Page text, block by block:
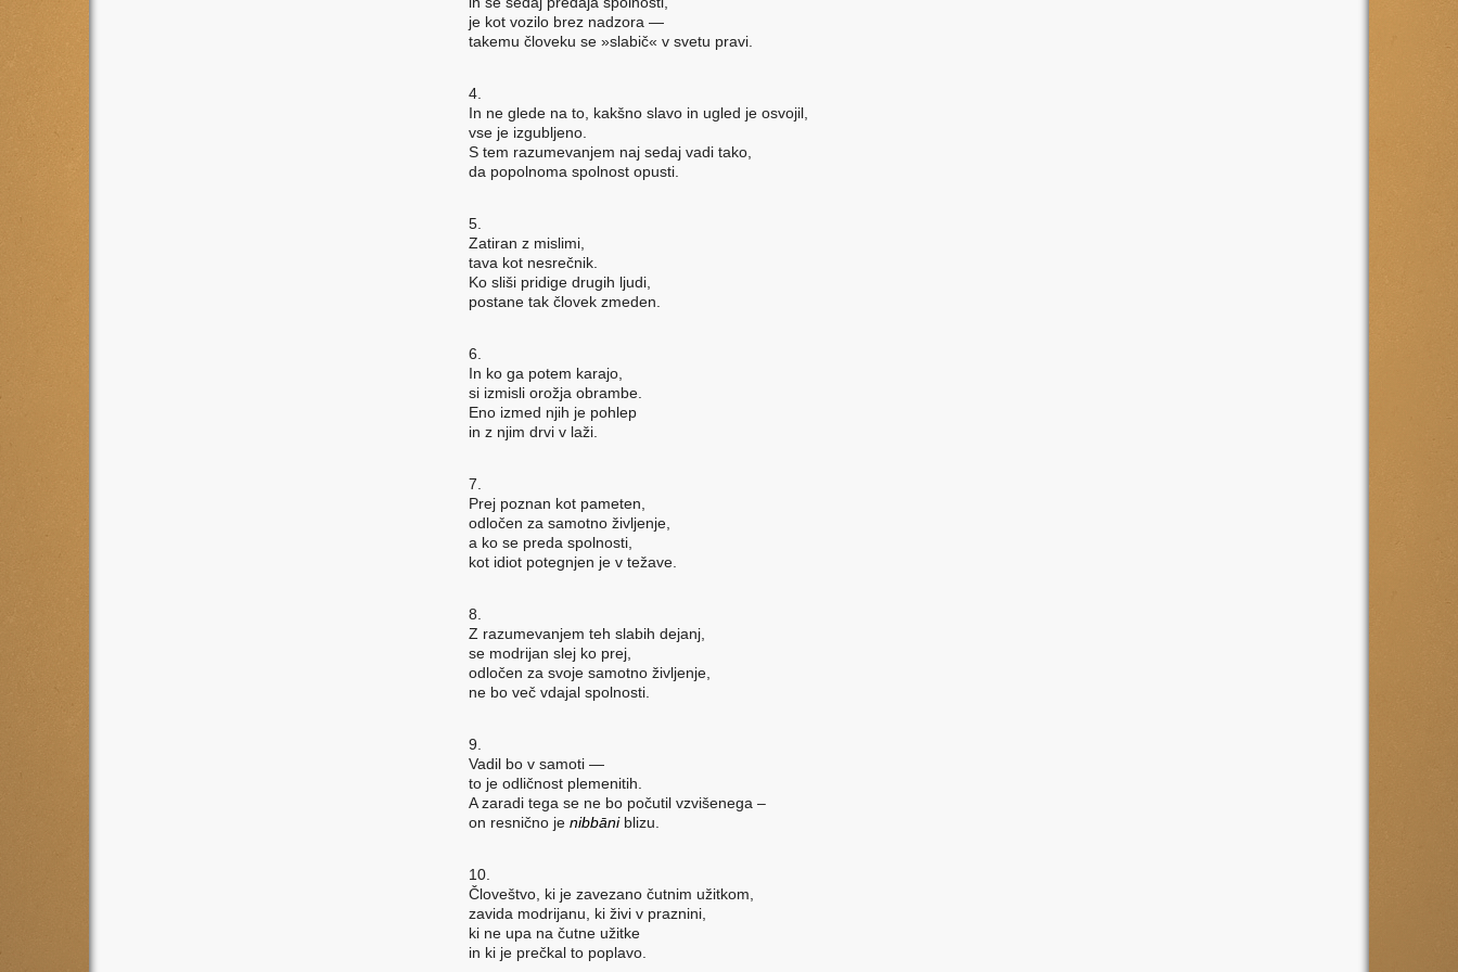
je kot vozilo brez nadzora —
takemu človeku se »slabič« v svetu pravi.
4.
In ne glede na to, kakšno slavo in ugled je osvojil,
vse je izgubljeno.
S tem razumevanjem naj sedaj vadi tako,
da popolnoma spolnost opusti.
5.
Zatiran z mislimi,
tava kot nesrečnik.
Ko sliši pridige drugih ljudi,
postane tak človek zmeden.
6.
In ko ga potem karajo,
si izmisli orožja obrambe.
Eno izmed njih je pohlep
in z njim drvi v laži.
7.
Prej poznan kot pameten,
odločen za samotno življenje,
a ko se preda spolnosti,
kot idiot potegnjen je v težave.
8.
Z razumevanjem teh slabih dejanj,
se modrijan slej ko prej,
odločen za svoje samotno življenje,
ne bo več vdajal spolnosti.
9.
Vadil bo v samoti —
to je odličnost plemenitih.
A zaradi tega se ne bo počutil vzvišenega –
on resnično je nibbāni blizu.
10.
Človeštvo, ki je zavezano čutnim užitkom,
zavida modrijanu, ki živi v praznini
ki ne upa na čutne užitke
in ki je prečkal to poplavo.